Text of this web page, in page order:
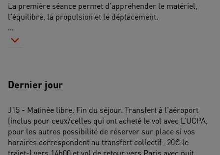
La première séance permet d'appréhender le matériel,
l'équilibre, la propulsion et le déplacement.
...
Dernier jour
J15 - Matinée libre. Fin du séjour. Transfert à l'aéroport
(inclus pour ceux/celles qui ont acheté le vol avec L’UCPA,
pour les autres possibilité de réserver sur place si vos
horaires correspondent au transfert collectif -20€ le
trajet-) vers 14h00 et vol de retour vers Paris avec nuit